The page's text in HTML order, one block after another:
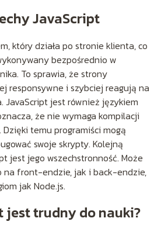
JavaScript
który działa po stronie klienta, co
bezpośrednio w
To sprawia, że strony
responsywne i szybciej reagują na
JavaScript jest również językiem
że nie wymaga kompilacji
temu programiści mogą
swoje skrypty. Kolejną
jest jego wszechstronność. Może
na front-endzie, jak i back-endzie,
jak Node.js.
jest trudny do nauki?